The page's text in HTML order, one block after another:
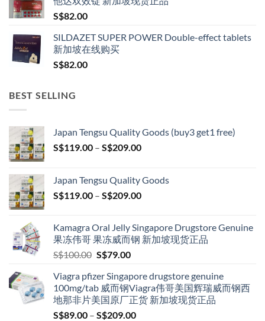
S$82.00
SILDAZET SUPER POWER Double-effect tablets
新加坡在线购买
S$82.00
BEST SELLING
Japan Tengsu Quality Goods (buy3 get1 free)
S$119.00 – S$209.00Price
through
S$209.00
Japan Tengsu Quality Goods
S$119.00 – S$209.00Price
through
S$209.00
Kamagra Oral Jelly Singapore Drugstore Genuine
果冻伟哥 果冻威而钢 新加坡现货正品
S$100.00 Original
was:
S$100.00.
S$79.00Current
is:
S$79.00.
Viagra pfizer Singapore drugstore genuine
100mg/tab 威而钢Viagra伟哥美国辉瑞威而钢西
地那非片美国原厂正货 新加坡现货正品
S$89.00 – S$209.00Price